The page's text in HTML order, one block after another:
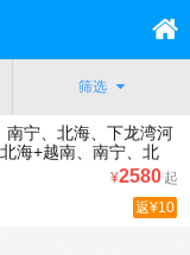
筛选
南宁、北海、下龙湾河
海+越南、南宁、北
由行
¥2580 起
返¥10